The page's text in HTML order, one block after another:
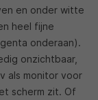
en onder witte
heel fijne
onderaan).
onzichtbaar,
als monitor voor
scherm zit. Of